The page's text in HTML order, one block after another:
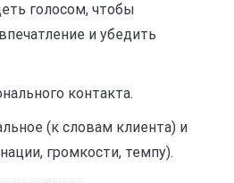
голосом, чтобы
и убедить
контакта.
(к словам клиента) и
громкости, темпу).